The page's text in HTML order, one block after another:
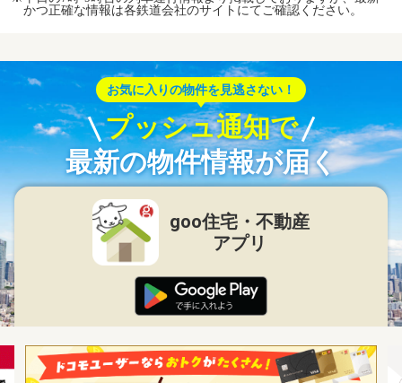
かつ正確な情報は各鉄道会社のサイトにてご確認ください。
お気に入りの物件を見逃さない！
プッシュ通知で
最新の物件情報が届く
goo住宅・不動産
アプリ